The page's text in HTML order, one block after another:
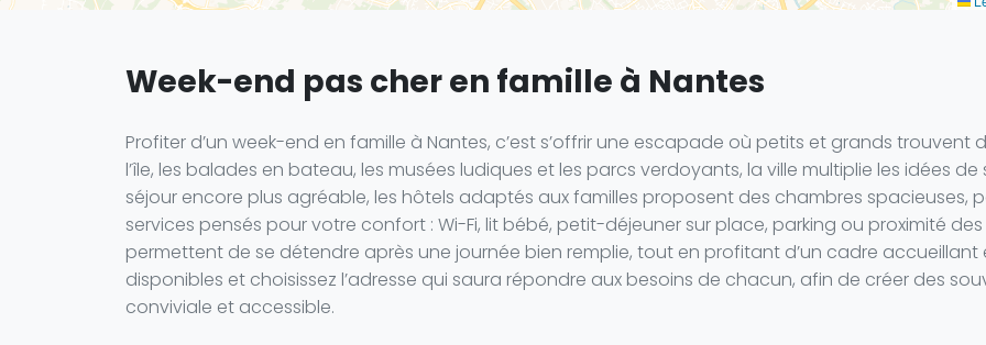
Week-end pas cher en famille à Nantes
Profiter d’un week-end en famille à Nantes, c’est s’offrir une escapade où petits et grands trouvent
l’île, les balades en bateau, les musées ludiques et les parcs verdoyants, la ville multiplie les idées
séjour encore plus agréable, les hôtels adaptés aux familles proposent des chambres spacieuses,
services pensés pour votre confort : Wi-Fi, lit bébé, petit-déjeuner sur place, parking ou proximité
permettent de se détendre après une journée bien remplie, tout en profitant d’un cadre
disponibles et choisissez l’adresse qui saura répondre aux besoins de chacun, afin de créer des
conviviale et accessible.